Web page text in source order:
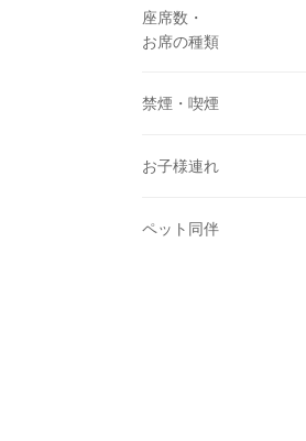
座席数・
お席の種類
禁煙・喫煙
お子様連れ
ペット同伴